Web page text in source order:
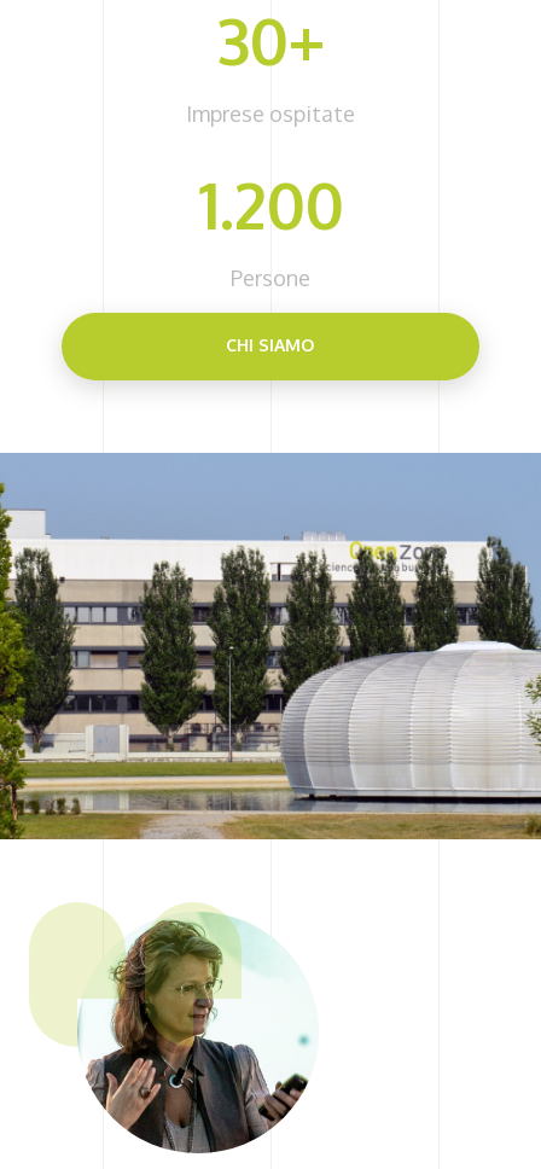
30+
Imprese ospitate
1.200
Persone
CHI SIAMO